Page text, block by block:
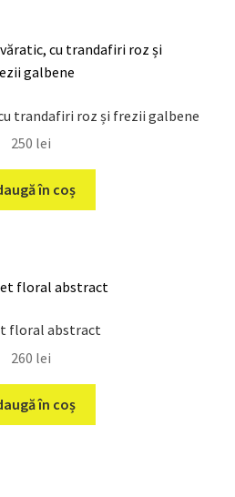
trandafiri roz și frezii galbene
250 lei
în coș
floral abstract
260 lei
în coș